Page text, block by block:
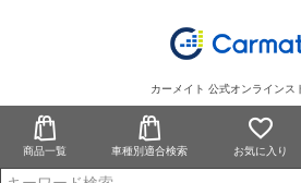
カーメイト 公式オンラインス
商品一覧 車種別適合検索 お気に入り
並び順
新着順
登録順